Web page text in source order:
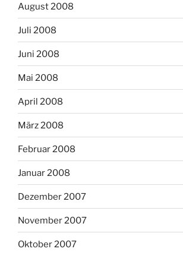
August 2008
Juli 2008
Juni 2008
Mai 2008
April 2008
März 2008
Februar 2008
Januar 2008
Dezember 2007
November 2007
Oktober 2007